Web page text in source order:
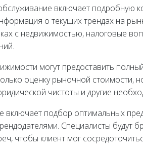
включает подробную
о текущих трендах на
с недвижимостью, налоговые
могут предоставить
оценку рыночной стоимости,
чистоты и другие
включает подбор оптимальных
Специалисты будут
чтобы клиент мог